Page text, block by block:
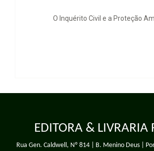
Civil e a Proteção Ambiental
EDITORA & LIVRARIA
Rua Gen. Caldwell, Nº 814 | B. Menino Deus |